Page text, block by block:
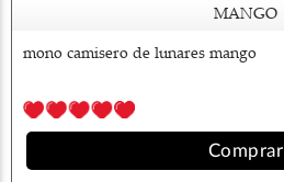
MANGO
mono camisero de lunares mango
Comprar